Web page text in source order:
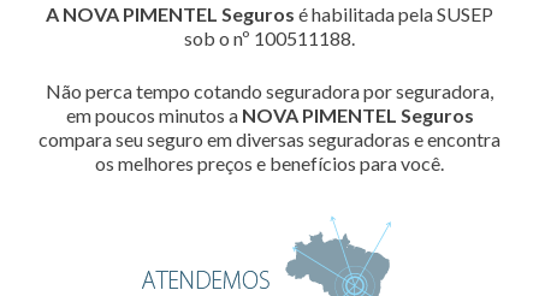
A NOVA PIMENTEL Seguros é habilitada pela SUSEP
sob o nº 100511188.
Não perca tempo cotando seguradora por seguradora,
em poucos minutos a NOVA PIMENTEL Seguros
compara seu seguro em diversas seguradoras e encontra
os melhores preços e benefícios para você.